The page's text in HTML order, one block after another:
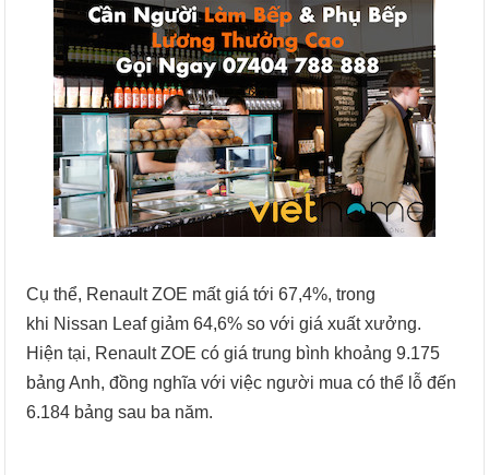
Cụ thể, Renault ZOE mất giá tới 67,4%, trong
khi Nissan Leaf giảm 64,6% so với giá xuất xưởng.
Hiện tại, Renault ZOE có giá trung bình khoảng 9.175
bảng Anh, đồng nghĩa với việc người mua có thể lỗ đến
6.184 bảng sau ba năm.